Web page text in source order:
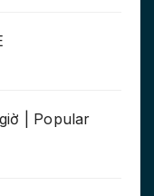
| Popular